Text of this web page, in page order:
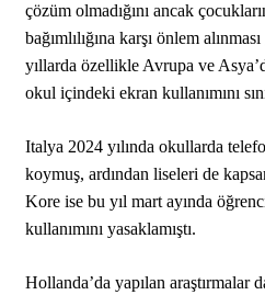
çözüm olmadığını ancak
bağımlılığına karşı önlem
yıllarda özellikle Avrupa ve
okul içindeki ekran kullanımını
Italya 2024 yılında okullarda
koymuş, ardından liseleri de
Kore ise bu yıl mart ayında
kullanımını yasaklamıştı.
Hollanda’da yapılan araştırmalar